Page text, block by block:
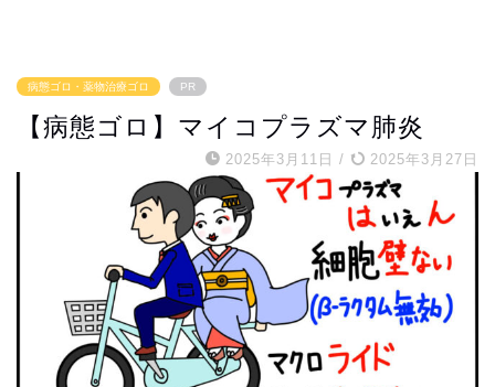
病態ゴロ・薬物治療ゴロ PR
【病態ゴロ】マイコプラズマ肺炎
2025年3月11日 / 2025年3月27日